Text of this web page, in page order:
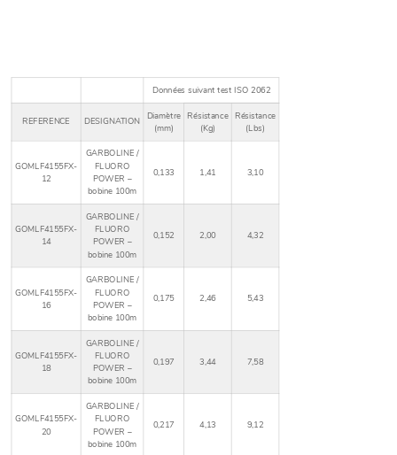
Données suivant test ISO 2062
REFERENCE DESIGNATION
Diamètre
(mm)
Résistance
(Kg)
Résistance
(Lbs)
GOMLF4155FX-
12
GARBOLINE /
FLUORO
POWER –
bobine 100m
0,133 1,41 3,10
GOMLF4155FX-
14
GARBOLINE /
FLUORO
POWER –
bobine 100m
0,152 2,00 4,32
GOMLF4155FX-
16
GARBOLINE /
FLUORO
POWER –
bobine 100m
0,175 2,46 5,43
GOMLF4155FX-
18
GARBOLINE /
FLUORO
POWER –
bobine 100m
0,197 3,44 7,58
GOMLF4155FX-
20
GARBOLINE /
FLUORO
POWER –
bobine 100m
0,217 4,13 9,12